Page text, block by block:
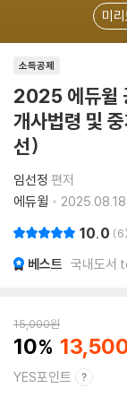
미
소득공제
2025 에듀윌
개사법령 및
선)
임선정 편저
에듀윌
2025.08.18.
10.0 6
베스트 국내도서
15,000원
10
YES포인트